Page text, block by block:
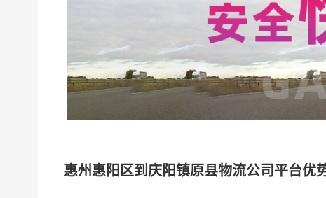
惠州惠阳区到庆阳镇原县物流公司平台优